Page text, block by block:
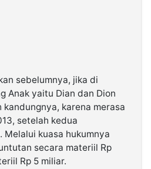
sebelumnya, jika di
Anak yaitu Dian dan Dion
karena merasa
setelah kedua
kuasa hukumnya
secara materiil Rp
Rp 5 miliar.